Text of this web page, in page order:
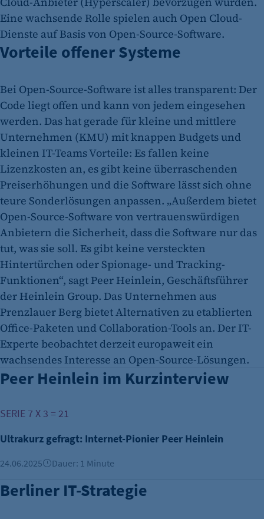
Eine wachsende Rolle spielen auch Open Cloud-
Dienste auf Basis von Open-Source-Software.
Vorteile offener Systeme
Bei Open-Source-Software ist alles transparent: Der
Code liegt offen und kann von jedem eingesehen
werden. Das hat gerade für kleine und mittlere
Unternehmen (KMU) mit knappen Budgets und
kleinen IT-Teams Vorteile: Es fallen keine
Lizenzkosten an, es gibt keine überraschenden
Preiserhöhungen und die Software lässt sich ohne
teure Sonderlösungen anpassen. „Außerdem bietet
Open-Source-Software von vertrauenswürdigen
Anbietern die Sicherheit, dass die Software nur das
tut, was sie soll. Es gibt keine versteckten
Hintertürchen oder Spionage- und Tracking-
Funktionen“, sagt Peer Heinlein, Geschäftsführer
der Heinlein Group. Das Unternehmen aus
Prenzlauer Berg bietet Alternativen zu etablierten
Office-Paketen und Collaboration-Tools an. Der IT-
Experte beobachtet derzeit europaweit ein
wachsendes Interesse an Open-Source-Lösungen.
Peer Heinlein im Kurzinterview
SERIE 7 X 3 = 21
Ultrakurz gefragt: Internet-Pionier Peer Heinlein
24.06.2025 Dauer: 1 Minute
Berliner IT-Strategie